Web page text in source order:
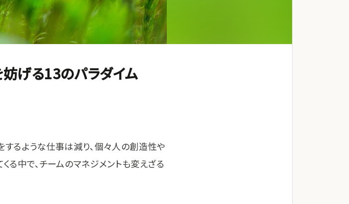
げる13のパラダイム
るような仕事は減り、個々人の創造性や
る中で、チームのマネジメントも変えざる